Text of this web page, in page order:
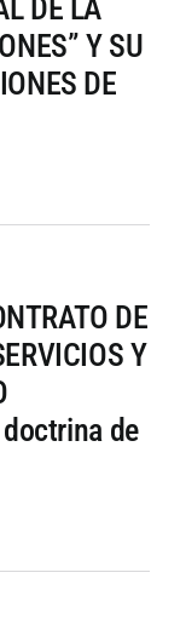
DE LA
Y SU
DE
DE
Y
de